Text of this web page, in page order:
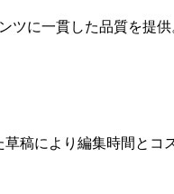
ツに一貫した品質を提供
稿により編集時間とコ